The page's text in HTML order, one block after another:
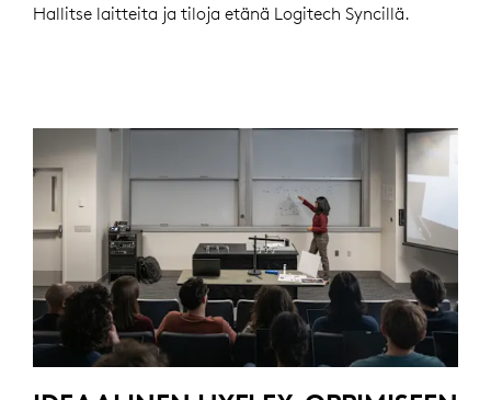
Hallitse laitteita ja tiloja etänä Logitech Syncillä.